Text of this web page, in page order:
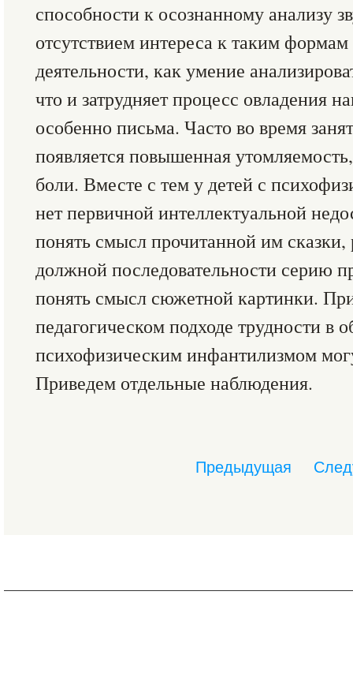
способности к осознанному анализу
отсутствием интереса к таким формам
деятельности, как умение
что и затрудняет процесс овладения
особенно письма. Часто во время
появляется повышенная
боли. Вместе с тем у детей с
нет первичной интеллектуальной
понять смысл прочитанной им сказки,
должной последовательности серию
понять смысл сюжетной картинки.
педагогическом подходе трудности в
психофизическим инфантилизмом
Приведем отдельные наблюдения.
Предыдущая